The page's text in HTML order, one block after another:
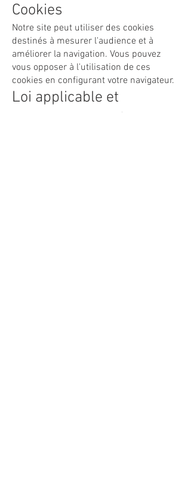
Cookies
Notre site peut utiliser des cookies
destinés à mesurer l'audience et à
améliorer la navigation. Vous pouvez
vous opposer à l'utilisation de ces
cookies en configurant votre navigateur.
Loi applicable et